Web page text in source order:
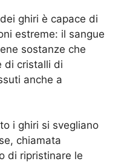
ghiri è capace di
estreme: il sangue
sostanze che
di cristalli di
anche a
i ghiri si svegliano
chiamata
di ripristinare le